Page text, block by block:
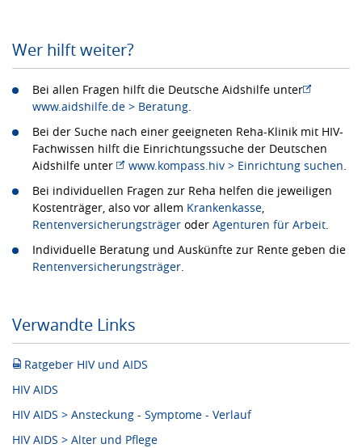
Wer hilft weiter?
Bei allen Fragen hilft die Deutsche Aidshilfe unter
www.aidshilfe.de > Beratung
Bei der Suche nach einer geeigneten Reha-Klinik mit HIV-
Fachwissen hilft die Einrichtungssuche der Deutschen
Aidshilfe unter
www.kompass.hiv > Einrichtung suchen
Bei individuellen Fragen zur Reha helfen die jeweiligen
Kostenträger, also vor allem Krankenkasse
Rentenversicherungsträger oder Agenturen für Arbeit
Individuelle Beratung und Auskünfte zur Rente geben die
Rentenversicherungsträger
Verwandte Links
Ratgeber HIV und AIDS
HIV AIDS
HIV AIDS > Ansteckung - Symptome - Verlauf
HIV AIDS > Alter und Pflege